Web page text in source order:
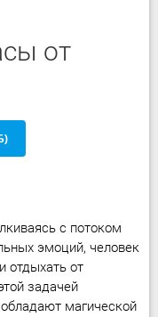
от
с потоком
эмоций, человек
отдыхать от
задачей
магической